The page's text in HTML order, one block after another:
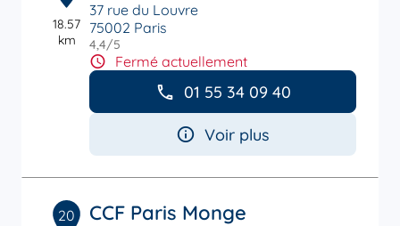
18.57
km
37 rue du Louvre
75002 Paris
4,4/5
Fermé actuellement
01 55 34 09 40
Voir plus
20 CCF Paris Monge